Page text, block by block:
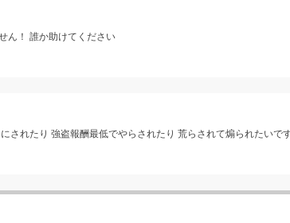
ん！ 誰か助けてください
されたり 強盗報酬最低でやらされたり 荒らされて煽られたいで